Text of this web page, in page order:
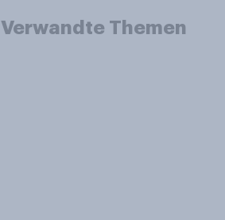
Verwandte Themen